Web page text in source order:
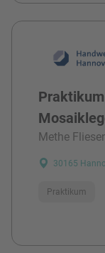
Methe
30165
Praktikum